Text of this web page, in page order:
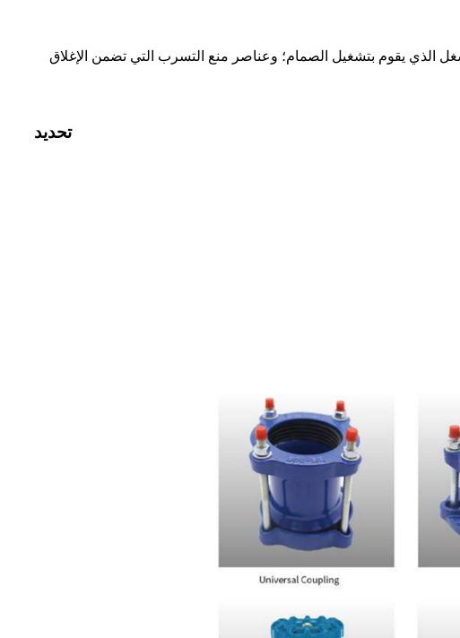
الذي يقوم بتشغيل الصمام؛ وعناصر منع التسرب التي تضمن الإغلاق
تحديد